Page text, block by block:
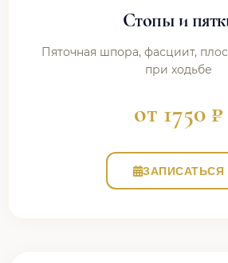
Стопы и
Пяточная шпора, фасциит,
при ходьбе
от 1750 ₽
ЗАПИСАТЬСЯ